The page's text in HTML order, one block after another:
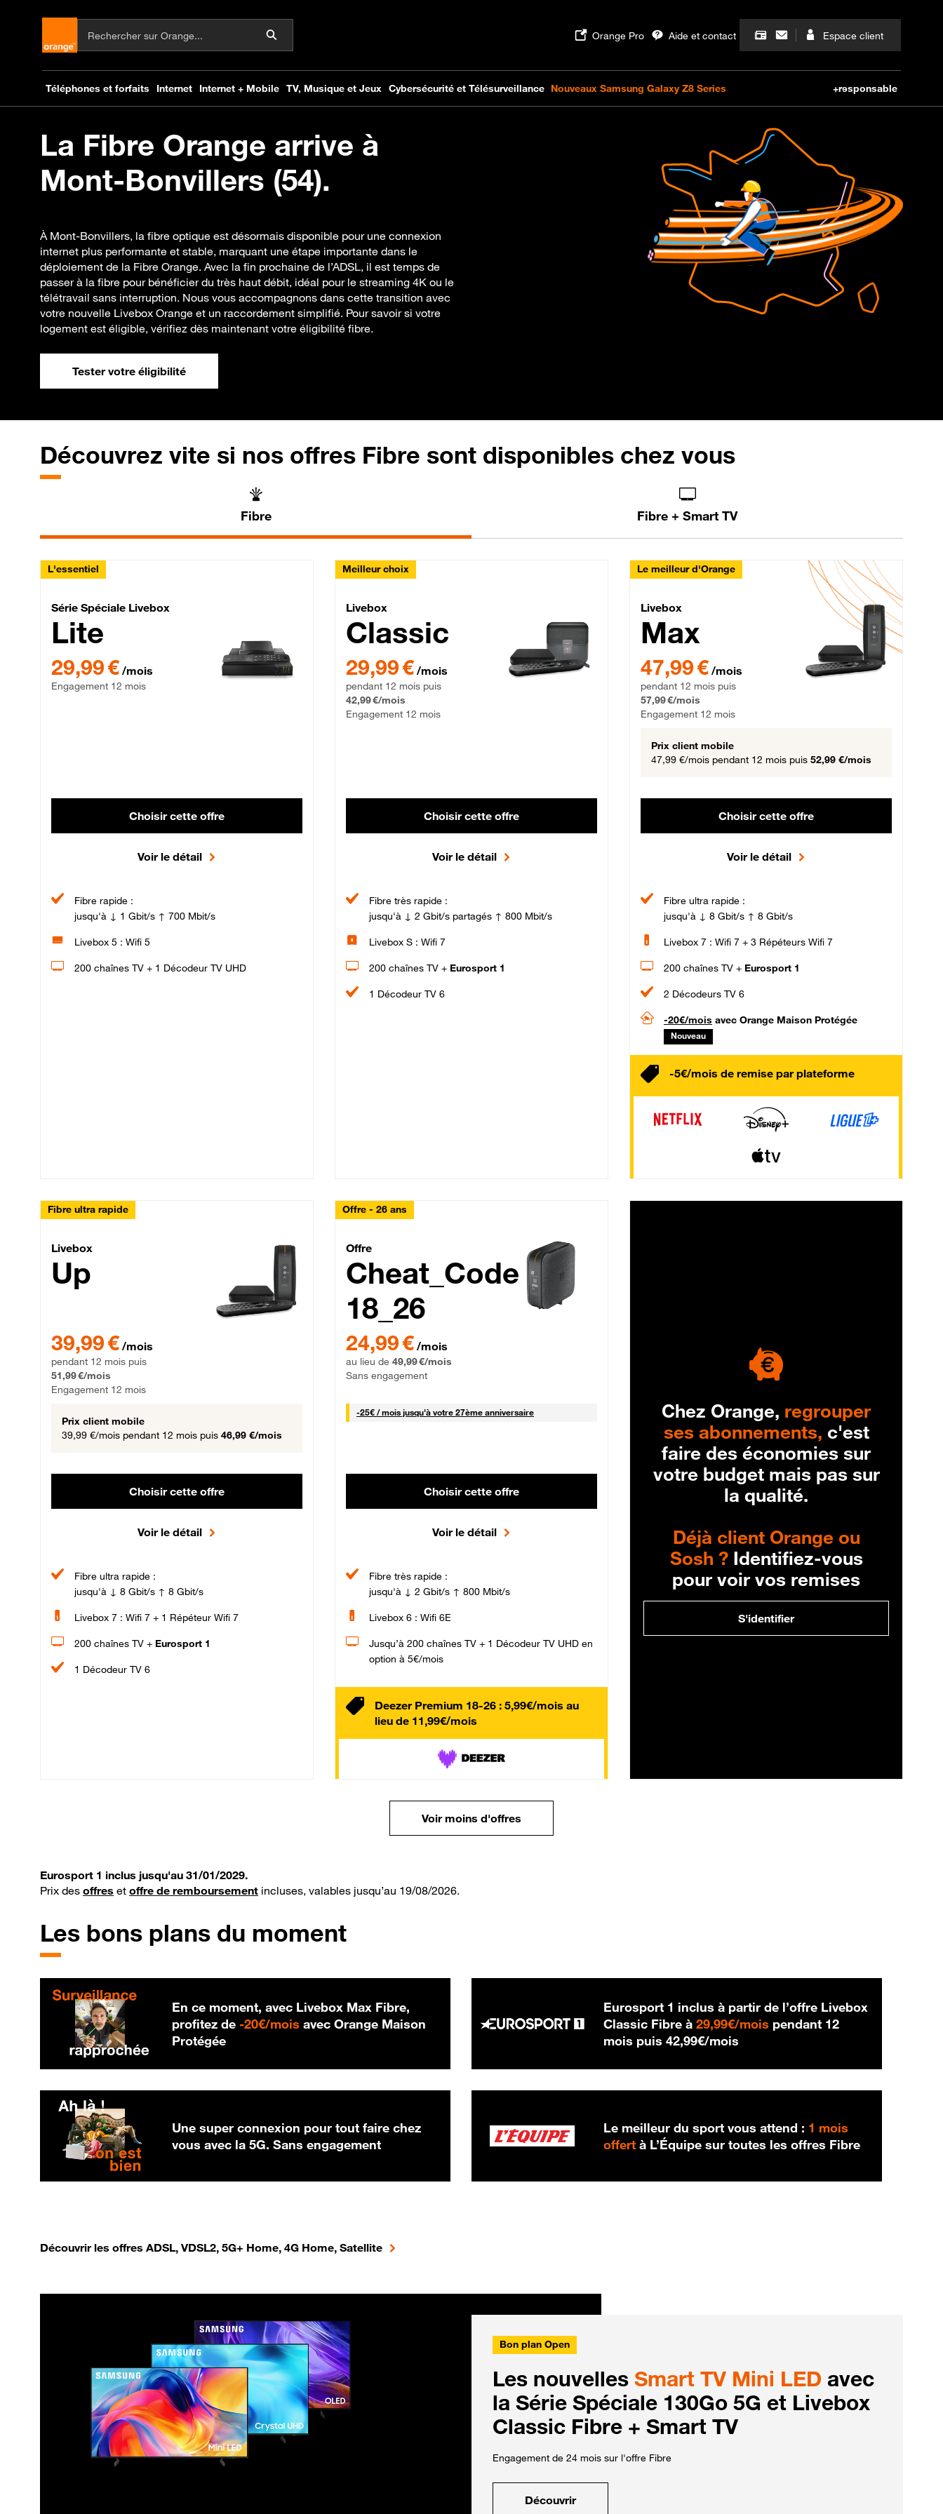
La Fibre Orange arrive à
Mont-Bonvillers (54).
À Mont-Bonvillers, la fibre optique est désormais disponible pour une connexion
internet plus performante et stable, marquant une étape importante dans le
déploiement de la Fibre Orange. Avec la fin prochaine de l’ADSL, il est temps de
passer à la fibre pour bénéficier du très haut débit, idéal pour le streaming 4K ou le
télétravail sans interruption. Nous vous accompagnons dans cette transition avec
votre nouvelle Livebox Orange et un raccordement simplifié. Pour savoir si votre
logement est éligible, vérifiez dès maintenant votre éligibilité fibre.
Tester votre éligibilité
Découvrez vite si nos offres Fibre sont disponibles chez vous
Fibre Fibre + Smart TV
L'essentiel
Série Spéciale Livebox Lite Fibre
Série Spéciale Livebox
Lite
29,99 € par mois , Engagement 12 mois
29,99 € /mois
Engagement 12 mois
Choisir cette offre
Voir le détail
Fibre rapide :
jusqu'à ↓ 1 Gbit/s ↑ 700 Mbit/s
Livebox 5 : Wifi 5
200 chaînes TV + 1 Décodeur TV UHD
Meilleur choix
Livebox Classic Fibre
Livebox
Classic
29,99 € par mois pendant 12 mois puis 42,99 € par mois, Engagement 12 mois
29,99 € /mois
pendant 12 mois puis
42,99 €/mois
Engagement 12 mois
Choisir cette offre
Voir le détail
Fibre très rapide :
jusqu'à ↓ 2 Gbit/s partagés ↑ 800 Mbit/s
Livebox S : Wifi 7
200 chaînes TV + Eurosport 1
1 Décodeur TV 6
Le meilleur d'Orange
Livebox Max Fibre
Livebox
Max
47,99 € par mois pendant 12 mois puis 57,99 € par mois,
47,99 € /mois
pendant 12 mois puis
57,99 €/mois
Engagement 12 mois
Prix client mobile
47,99 €/mois pendant 12 mois puis 52,99 €/mois
Choisir cette offre
Voir le détail
Fibre ultra rapide :
jusqu'à ↓ 8 Gbit/s ↑ 8 Gbit/s
Livebox 7 : Wifi 7 + 3 Répéteurs Wifi 7
200 chaînes TV + Eurosport 1
2 Décodeurs TV 6
-20€/mois avec Orange Maison Protégée
Nouveau
-5€/mois de remise par plateforme
Fibre ultra rapide
Livebox Up Fibre
Livebox
Up
39,99 € /mois
pendant 12 mois puis
51,99 €/mois
Engagement 12 mois
Prix client mobile
39,99 €/mois pendant 12 mois puis 46,99 €/mois
Choisir cette offre
Voir le détail
Fibre ultra rapide :
jusqu'à ↓ 8 Gbit/s ↑ 8 Gbit/s
Livebox 7 : Wifi 7 + 1 Répéteur Wifi 7
200 chaînes TV + Eurosport 1
1 Décodeur TV 6
Offre - 26 ans
Cheat_Code Fibre_18_26
Offre
Cheat_Code
18_26
24,99 € /mois
au lieu de 49,99 €/mois
Sans engagement
-25€ / mois25 € par mois
jusqu'à votre 27ème anniversaire
Choisir cette offre
Voir le détail
Fibre très rapide :
jusqu'à ↓ 2 Gbit/s ↑ 800 Mbit/s
Livebox 6 : Wifi 6E
Jusqu’à 200 chaînes TV + 1 Décodeur TV UHD en
option à 5€/mois
Deezer Premium 18-26 : 5,99€/mois au
lieu de 11,99€/mois
Chez Orange, regrouper
ses abonnements, c'est
faire des économies sur
votre budget mais pas sur
la qualité.
Déjà client Orange ou
Sosh ?Identifiez-vous
pour voir vos remises
S'identifier
Voir moins d'offres
Eurosport 1 inclus jusqu'au 31/01/2029.
Prix des offres et offre de remboursement incluses, valables jusqu’au 19/08/2026.
Les bons plans du moment
En ce moment, avec Livebox Max Fibre,
profitez de -20€/mois 20 € par mois
avec Orange Maison
Protégée
Eurosport 1 inclus à partir de l’offre Livebox
Classic Fibre à29,99€/mois 29,99 € par mois
pendant 12
mois puis42,99€/mois
Une super connexion pour tout faire chez
vous avec la 5G. Sans engagement
Le meilleur du sport vous attend : 1 mois
offert à L’Équipe sur toutes les offres Fibre
Découvrir les offres ADSL, VDSL2, 5G+ Home, 4G Home, Satellite
Bon plan Open
Les nouvelles Smart TV Mini LED avec
la Série Spéciale 130Go 5G et Livebox
Classic Fibre + Smart TV
Engagement de 24 mois sur l'offre Fibre
Découvrir